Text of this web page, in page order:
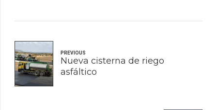
PREVIOUS
Nueva cisterna de riego
asfáltico